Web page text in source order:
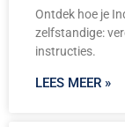
Ontdek hoe je
zelfstandige:
instructies.
LEES MEER »